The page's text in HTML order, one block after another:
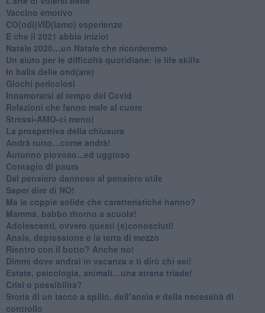
​Vaccino emotivo
CO(ndi)VID(iamo) esperienze
​E che il 2021 abbia inizio!
​Natale 2020…un Natale che ricorderemo
Un aiuto per le difficoltà quotidiane: le life skills
​In balia delle ond(ate)
Giochi pericolosi
Innamorarsi al tempo del Covid
​Relazioni che fanno male al cuore
​Stressi-AMO-ci meno!
​La prospettiva della chiusura
​Andrà tutto…come andrà!
Autunno piovoso...ed uggioso
​Contagio di paura
​Dal pensiero dannoso al pensiero utile
​Saper dire di NO!
​Ma le coppie solide che caratteristiche hanno?
​Mamma, babbo ritorno a scuola!
Adolescenti, ovvero questi (s)conosciuti!
Ansia, depressione e la terra di mezzo
​Rientro con il botto? Anche no!
Dimmi dove andrai in vacanza e ti dirò chi sei!
​Estate, psicologia, animali…una strana triade!
​Crisi o possibilità?
​Storia di un tacco a spillo, dell’ansia e della necessità di
controllo